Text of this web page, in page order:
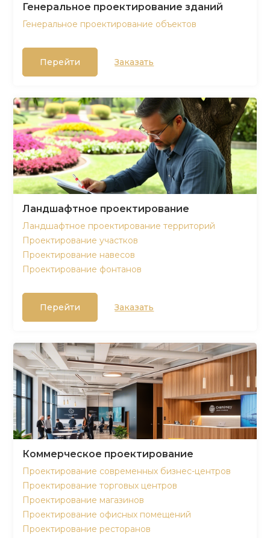
Генеральное проектирование зданий
Генеральное проектирование объектов
Перейти Заказать
Ландшафтное проектирование
Ландшафтное проектирование территорий
Проектирование участков
Проектирование навесов
Проектирование фонтанов
Перейти Заказать
Коммерческое проектирование
Проектирование современных бизнес-центров
Проектирование торговых центров
Проектирование магазинов
Проектирование офисных помещений
Проектирование ресторанов